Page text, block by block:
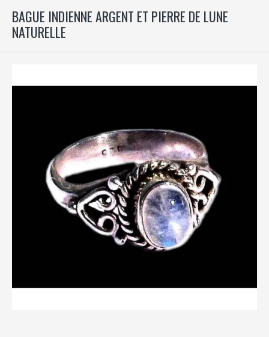
BAGUE INDIENNE ARGENT ET PIERRE DE LUNE
NATURELLE